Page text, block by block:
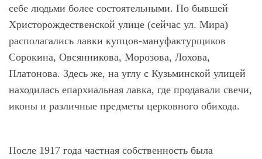
себе людьми более состоятельными. По бывшей
Христорождественской улице (сейчас ул. Мира)
располагались лавки купцов-мануфактурщиков
Сорокина, Овсянникова, Морозова, Лохова,
Платонова. Здесь же, на углу с Кузьминской улицей
находилась епархиальная лавка, где продавали свечи,
иконы и различные предметы церковного обихода.
После 1917 года частная собственность была